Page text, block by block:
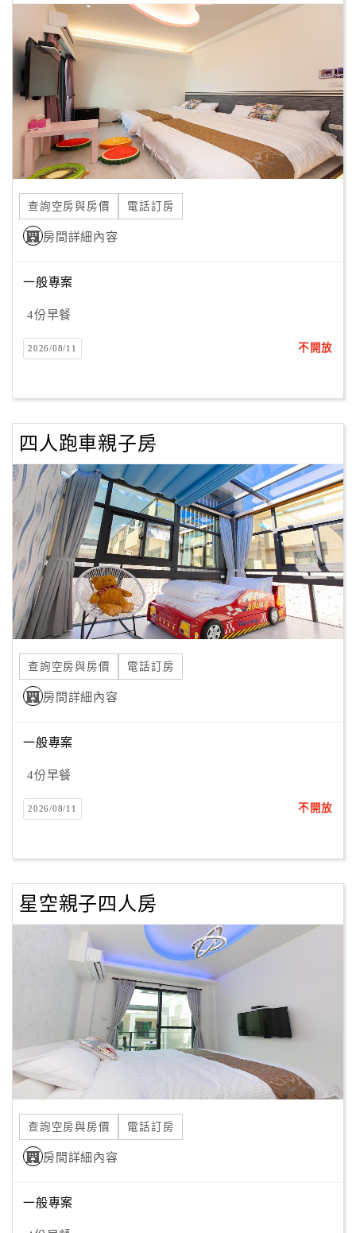
款
收
合
作
提
案
店
作
商
合
作
旅
伴
計
劃
商
品
宣
傳
查詢空房與房價 電話訂房
房間詳細內容
一般專案
4份早餐
2026/08/11 不開放
四人跑車親子房
查詢空房與房價 電話訂房
房間詳細內容
一般專案
4份早餐
2026/08/11 不開放
星空親子四人房
查詢空房與房價 電話訂房
房間詳細內容
一般專案